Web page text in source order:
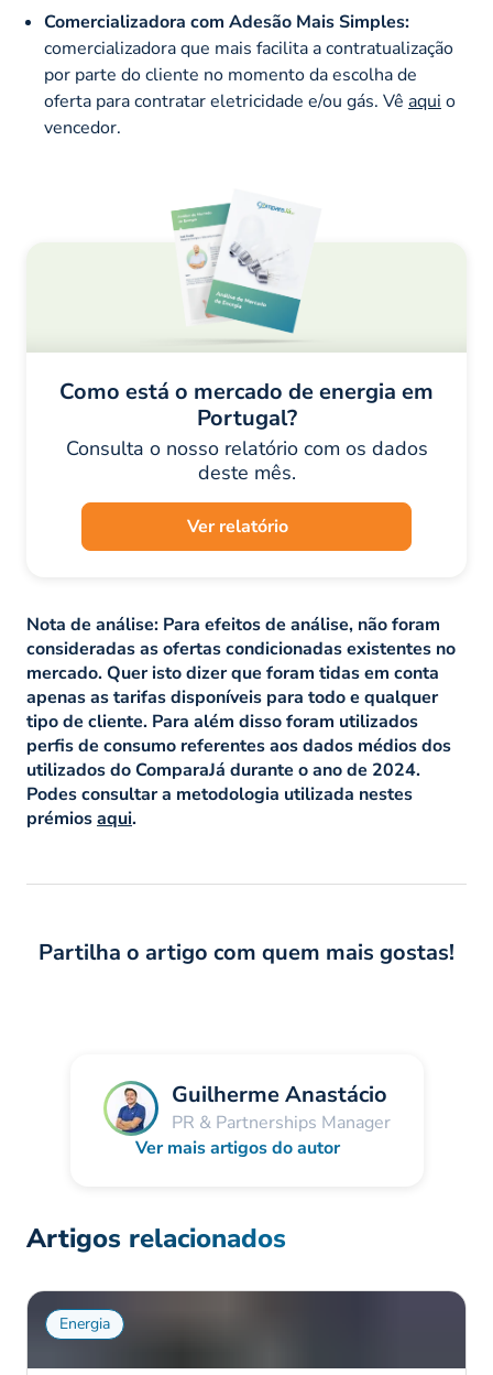
Comercializadora com Adesão Mais Simples:
comercializadora que mais facilita a contratualização
por parte do cliente no momento da escolha de
oferta para contratar eletricidade e/ou gás. Vê aqui o
vencedor.
Como está o mercado de energia em
Portugal?
Consulta o nosso relatório com os dados
deste mês.
Ver relatório
Nota de análise: Para efeitos de análise, não foram
consideradas as ofertas condicionadas existentes no
mercado. Quer isto dizer que foram tidas em conta
apenas as tarifas disponíveis para todo e qualquer
tipo de cliente. Para além disso foram utilizados
perfis de consumo referentes aos dados médios dos
utilizados do ComparaJá durante o ano de 2024.
Podes consultar a metodologia utilizada nestes
prémiosaqui.
Partilha o artigo com quem mais gostas!
Guilherme Anastácio
PR & Partnerships Manager
Ver mais artigos do autor
Artigos relacionados
Energia